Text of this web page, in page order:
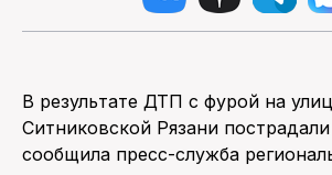
В результате ДТП с фурой на
Ситниковской Рязани
сообщила пресс-служба